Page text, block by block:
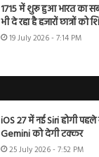
1715 में शुरू हुआ भारत का
भी दे रहा है हजारों छात्रों को
19 July 2026 - 7:14 PM
iOS 27 में नई Siri होगी
Gemini को देगी टक्कर
25 July 2026 - 7:52 PM